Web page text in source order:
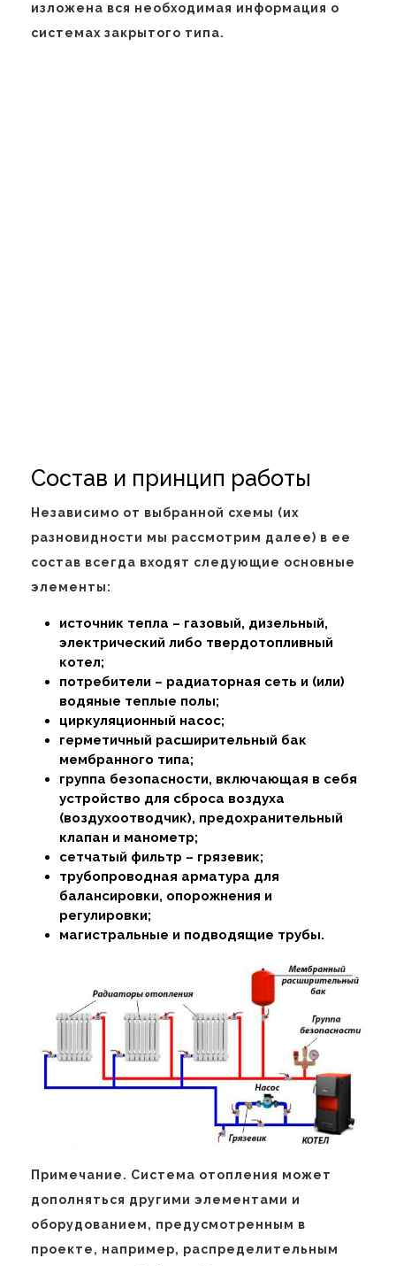
изложена вся необходимая информация о
системах закрытого типа.
Состав и принцип работы
Независимо от выбранной схемы (их
разновидности мы рассмотрим далее) в ее
состав всегда входят следующие основные
элементы:
источник тепла – газовый, дизельный,
электрический либо твердотопливный
котел;
потребители – радиаторная сеть и (или)
водяные теплые полы;
циркуляционный насос;
герметичный расширительный бак
мембранного типа;
группа безопасности, включающая в себя
устройство для сброса воздуха
(воздухоотводчик), предохранительный
клапан и манометр;
сетчатый фильтр – грязевик;
трубопроводная арматура для
балансировки, опорожнения и
регулировки;
магистральные и подводящие трубы.
Примечание. Система отопления может
дополняться другими элементами и
оборудованием, предусмотренным в
проекте, например, распределительным